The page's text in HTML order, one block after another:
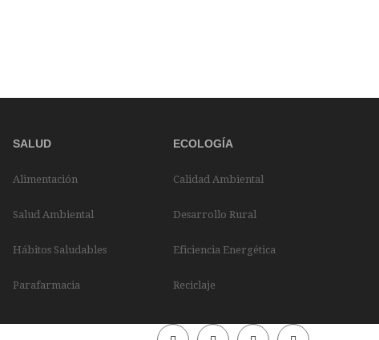
SALUD
Alimentación
Salud Ambiental
Hábitos Saludables
Parafarmacia
ECOLOGÍA
Calidad Ambiental
Desarrollo Rural
Eficiencia Energética
Reciclaje